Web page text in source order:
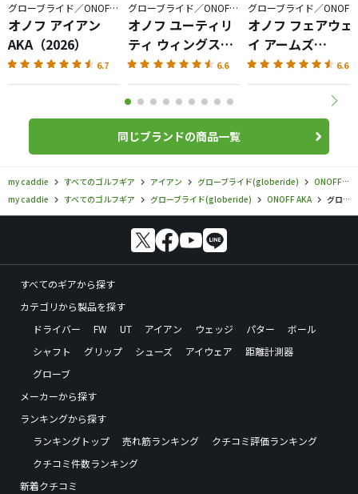
グローブライド／ONOFF AKA
オノフ アイアン
AKA（2026）
6.7
グローブライド／ONOFF AKA
オノフ ユーティリ
ティ ウィングス
AKA（2026）
6.6
オノフ フェアウェ
イ アームズ
AKA（2026）
6.6
同じブランドの商品一覧
my caddie すべてのゴルフギア アイアン グローブライド(globeride)
ONOFF AKA
my caddie
すべてのゴルフギア グローブライド(globeride) ONOFF AKA グローブライド／ONOFF AKA／オノフ アイアン AKA（2024）の口コミ評価
すべてのギアから探す
カテゴリから製品を探す
ドライバー
FW UT アイアン ウェッジ パター
ボール
シャフト
グリップ シューズ アイウェア
距離計測器
グローブ
メーカーから探す
ランキングから探す
ランキングトップ
売れ筋ランキング
クチコミ評価ランキング
クチコミ件数ランキング
新着クチコミ